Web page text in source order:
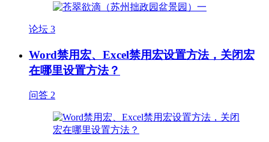
论坛 3
Word禁用宏、Excel禁用宏设置方法，关闭宏
在哪里设置方法？
问答 2